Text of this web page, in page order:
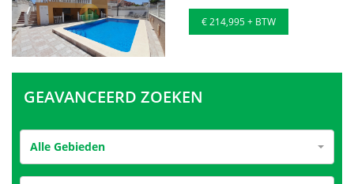
€ 214,995 + BTW
GEAVANCEERD ZOEKEN
Alle Gebieden